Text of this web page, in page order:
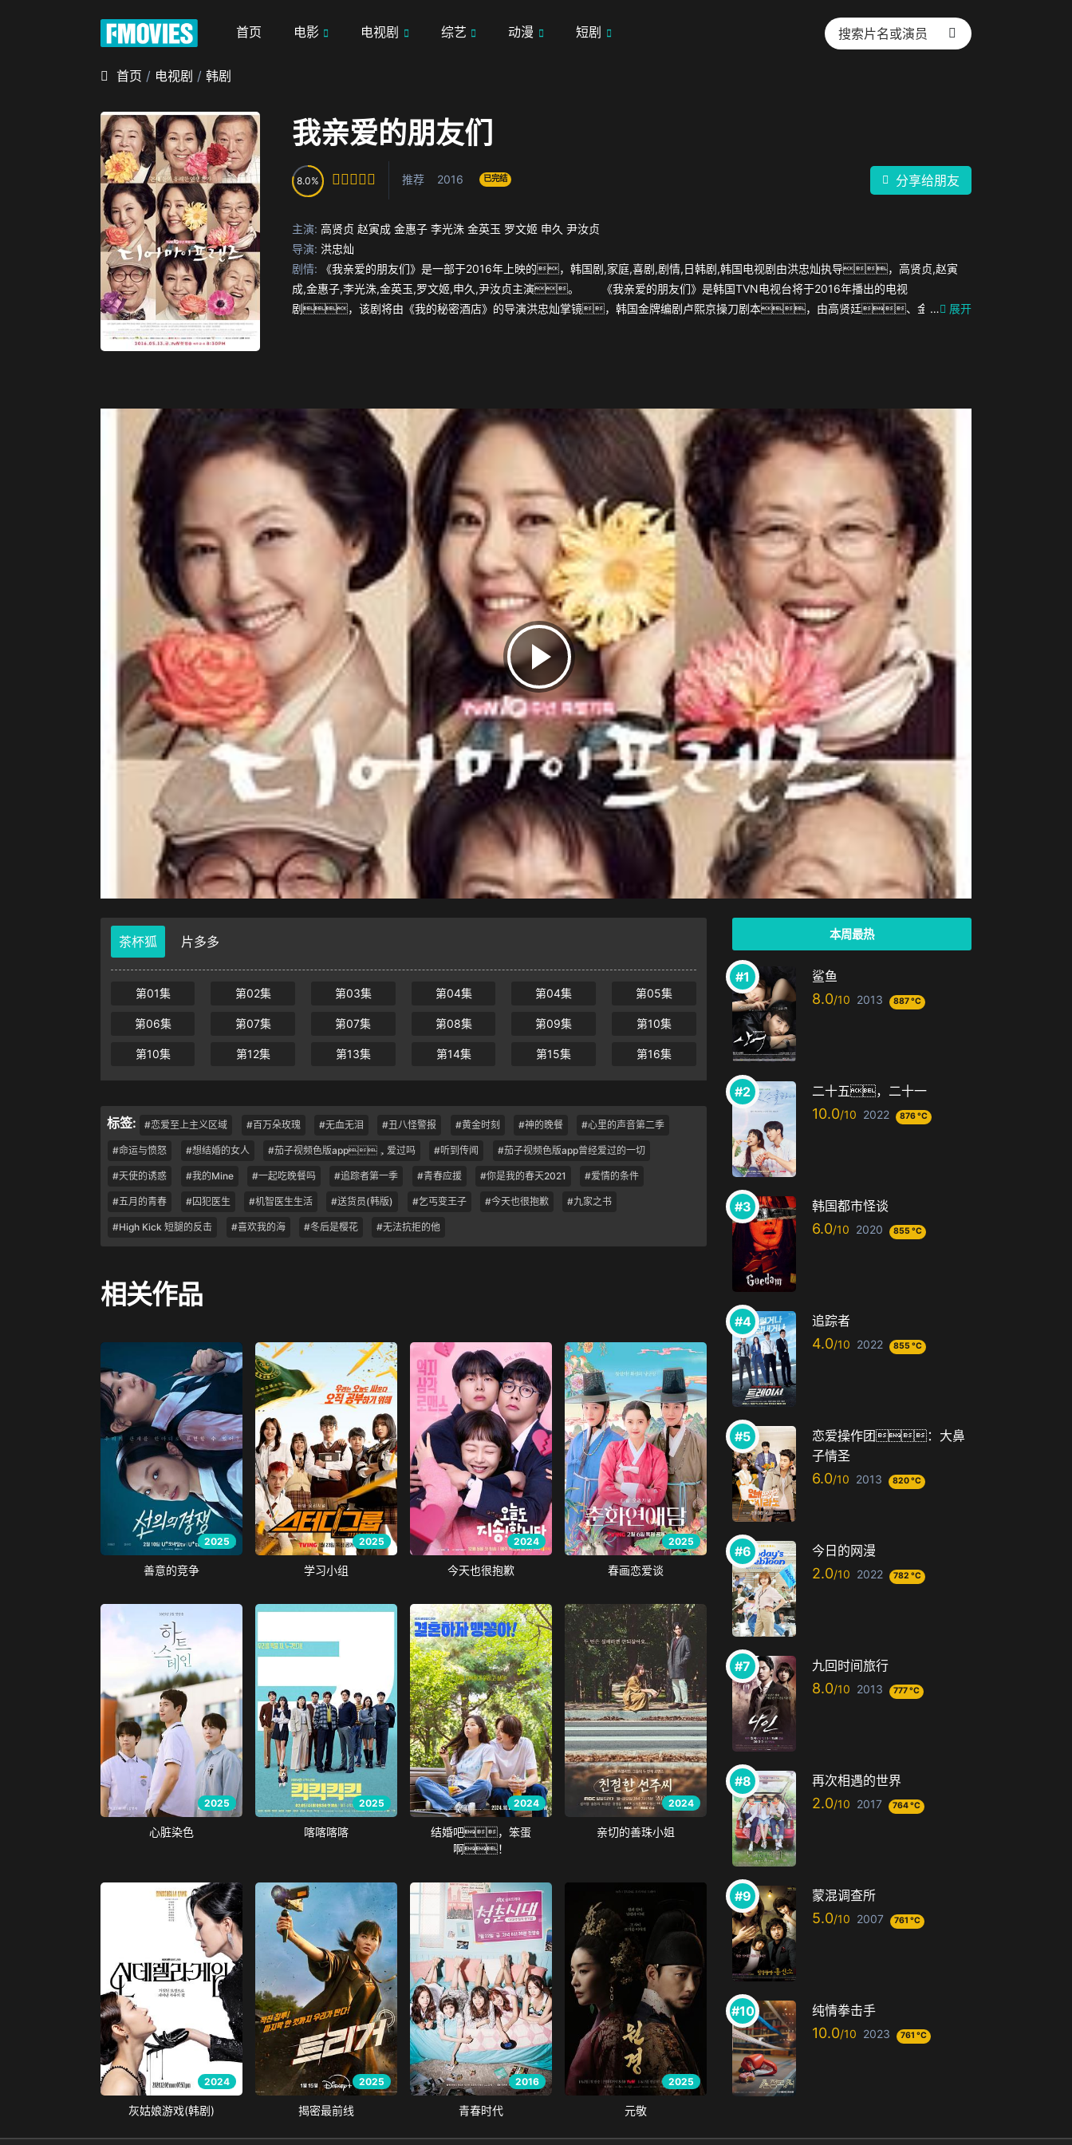
首页 电影 电视剧 综艺 动漫 短剧
首页 / 电视剧 / 韩剧
我亲爱的朋友们
8.0 推荐 2016 已完结 分享给朋友
主演: 高贤贞 赵寅成 金惠子 李光洙 金英玉 罗文姬 申久 尹汝贞
导演: 洪忠灿
剧情: 《我亲爱的朋友们》是一部于2016年上映的，韩国剧,家庭,喜剧,剧情,日韩剧,韩国电视剧由洪忠灿执导，高贤贞,赵寅
成,金惠子,李光洙,金英玉,罗文姬,申久,尹汝贞主演。 《我亲爱的朋友们》是韩国TVN电视台将于2016年播出的电视
剧，该剧将由《我的秘密酒店》的导演洪忠灿掌镜，韩国金牌编剧卢熙京操刀剧本，由高贤廷、金惠
倾情演绎黄昏青春们精彩的生活，顶尖戏骨们的强强联手势必带来愈加精彩可观的大戏，韩剧迷们和小编一起来期待
吧！
… 展开
茶杯狐 片多多
第01集 第02集 第03集 第04集 第04集 第05集
第06集 第07集 第07集 第08集 第09集 第10集
第10集 第12集 第13集 第14集 第15集 第16集
标签: #恋爱至上主义区域 #百万朵玫瑰 #无血无泪 #丑八怪警报 #黄金时刻 #神的晚餐 #心里的声音第二季
#命运与愤怒 #想结婚的女人 #茄子视频色版app，爱过吗 #听到传闻 #茄子视频色版app曾经爱过的一切
#天使的诱惑 #我的Mine #一起吃晚餐吗 #追踪者第一季 #青春应援 #你是我的春天2021 #爱情的条件
#五月的青春 #囚犯医生 #机智医生生活 #送货员(韩版) #乞丐变王子 #今天也很抱歉 #九家之书
#High Kick 短腿的反击 #喜欢我的海 #冬后是樱花 #无法抗拒的他
相关作品
2025
善意的竞争
2025
学习小组
2024
今天也很抱歉
2025
春画恋爱谈
2025
心脏染色
2025
喀喀喀喀
2024
结婚吧，笨蛋
啊！
2024
亲切的善珠小姐
2024
灰姑娘游戏(韩剧)
2025
揭密最前线
2016
青春时代
2025
元敬
本周最热
鲨鱼
8.0 2013 887 °C
二十五，二十一
10.0 2022 876 °C
韩国都市怪谈
6.0 2020 855 °C
追踪者
4.0 2022 855 °C
恋爱操作团：大鼻
子情圣
6.0 2013 820 °C
今日的网漫
2.0 2022 782 °C
九回时间旅行
8.0 2013 777 °C
再次相遇的世界
2.0 2017 764 °C
蒙混调查所
5.0 2007 761 °C
纯情拳击手
10.0 2023 761 °C